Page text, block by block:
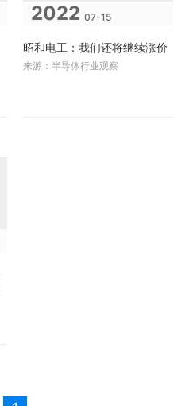
2022 07-15
昭和电工：我们还将继续涨价
来源：半导体行业观察